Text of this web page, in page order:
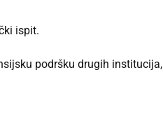
ispit.
podršku drugih institucija,